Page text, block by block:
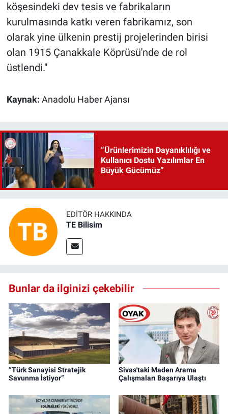
köşesindeki dev tesis ve fabrikaların
kurulmasında katkı veren fabrikamız, son
olarak yine ülkenin prestij projelerinden birisi
olan 1915 Çanakkale Köprüsü'nde de rol
üstlendi."
Kaynak: Anadolu Haber Ajansı
“Ürünlerimizin Dayanıklılığı ve
Kullanıcı Dostu Yazılımlar En
Büyük Gücümüz”
EDITÖR HAKKINDA
TE Bilisim
Bunlar da ilginizi çekebilir
“Türk Sanayisi Stratejik
Savunma İstiyor”
Sivas'taki Maden Arama
Çalışmaları Başarıya Ulaştı